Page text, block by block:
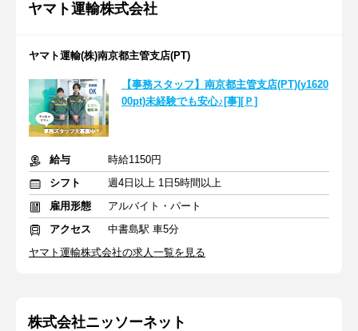
ヤマト運輸株式会社
ヤマト運輸(株)南京都主管支店(PT)
【事務スタッフ】南京都主管支店(PT)(y1620
00pt)未経験でも安心♪[事][Ｐ]
給与
時給1150円
シフト
週4日以上 1日5時間以上
雇用形態
アルバイト・パート
アクセス
中書島駅 車5分
ヤマト運輸株式会社の求人一覧を見る
株式会社ニッソーネット